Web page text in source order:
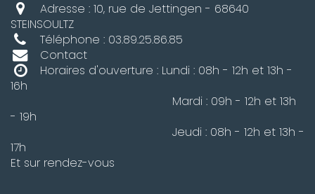
Adresse : 10, rue de Jettingen - 68640
STEINSOULTZ
Téléphone : 03.89.25.86.85
Contact
Horaires d'ouverture : Lundi : 08h - 12h et 13h -
16h
Mardi : 09h - 12h et 13h
- 19h
Jeudi : 08h - 12h et 13h -
17h
Et sur rendez-vous